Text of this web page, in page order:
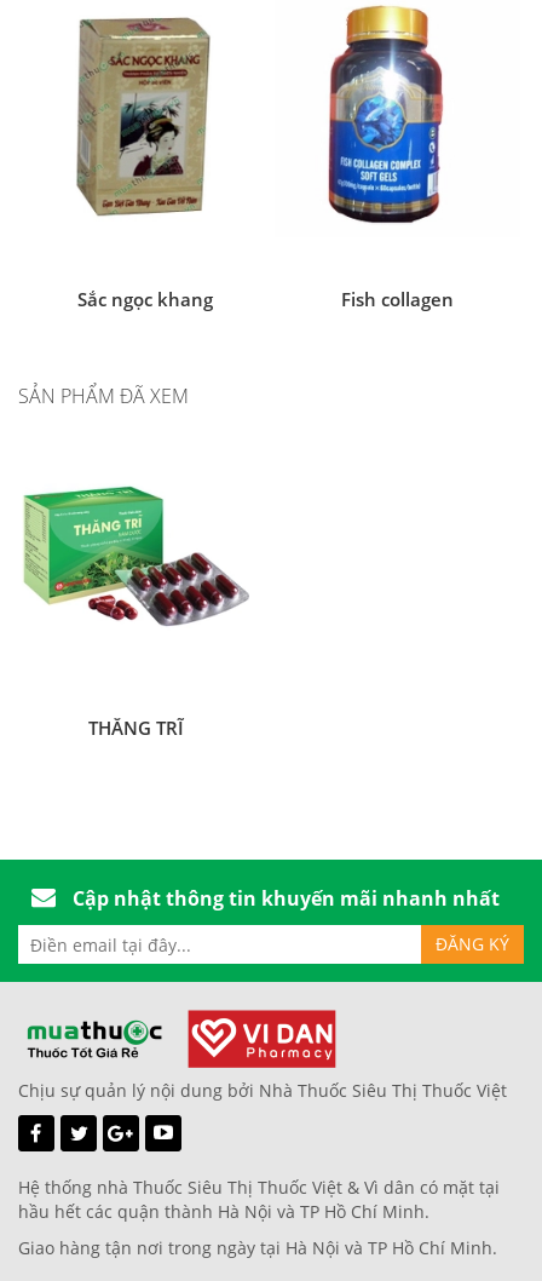
Sắc ngọc khang Fish collagen
SẢN PHẨM ĐÃ XEM
THĂNG TRĨ
Cập nhật thông tin khuyến mãi nhanh nhất
Chịu sự quản lý nội dung bởi Nhà Thuốc Siêu Thị Thuốc Việt
Hệ thống nhà Thuốc Siêu Thị Thuốc Việt & Vì dân có mặt tại
hầu hết các quận thành Hà Nội và TP Hồ Chí Minh.
Giao hàng tận nơi trong ngày tại Hà Nội và TP Hồ Chí Minh.